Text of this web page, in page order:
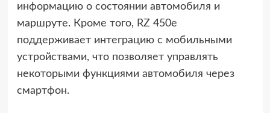
информацию о состоянии автомобиля и
маршруте. Кроме того, RZ 450e
поддерживает интеграцию с мобильными
устройствами, что позволяет управлять
некоторыми функциями автомобиля через
смартфон.